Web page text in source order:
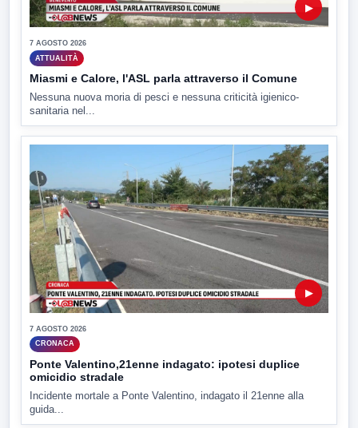
▶
7 AGOSTO 2026
ATTUALITÀ
Miasmi e Calore, l'ASL parla attraverso il Comune
Nessuna nuova moria di pesci e nessuna criticità igienico-
sanitaria nel...
▶
7 AGOSTO 2026
CRONACA
Ponte Valentino,21enne indagato: ipotesi duplice
omicidio stradale
Incidente mortale a Ponte Valentino, indagato il 21enne alla
guida...